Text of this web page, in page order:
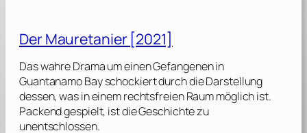
2
4
]
o
l
e
o
n
[
Der Mauretanier [2021]
Das wahre Drama um einen Gefangenen in
Guantanamo Bay schockiert durch die Darstellung
dessen, was in einem rechtsfreien Raum möglich ist.
Packend gespielt, ist die Geschichte zu
unentschlossen.